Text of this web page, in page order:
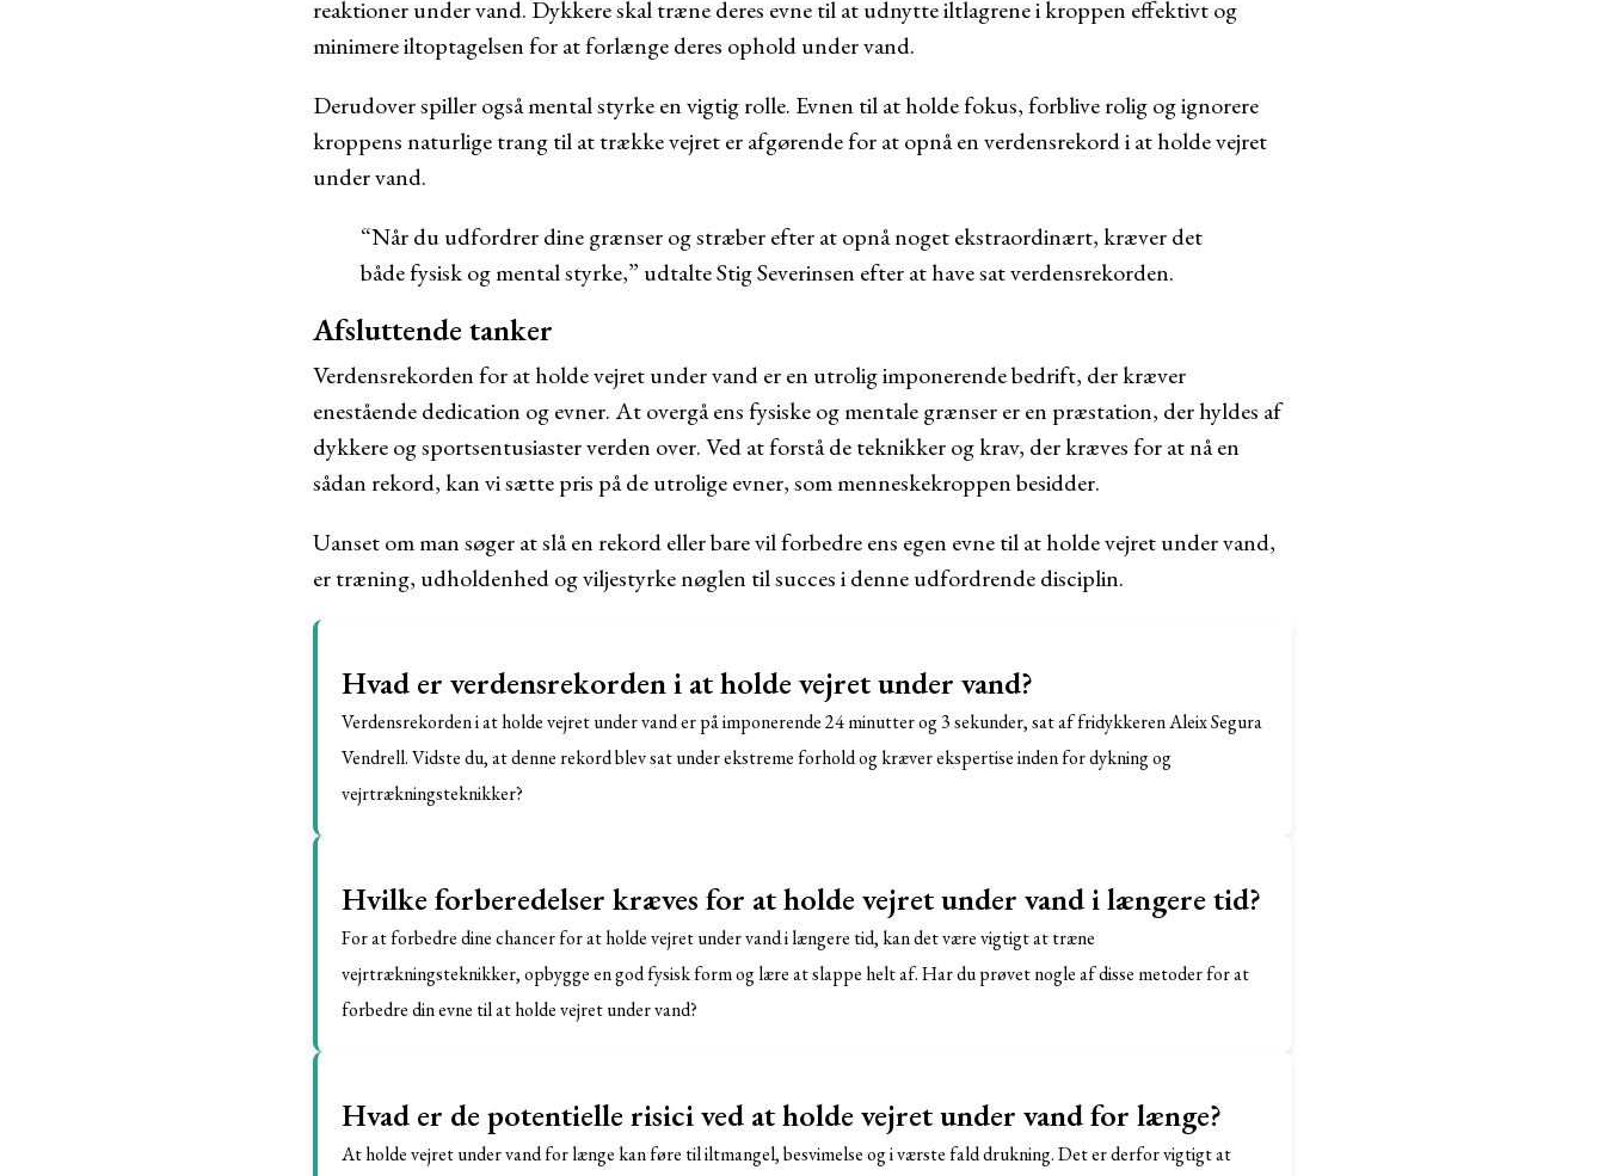
reaktioner under vand. Dykkere skal træne deres evne til at udnytte iltlagrene i kroppen effektivt og
minimere iltoptagelsen for at forlænge deres ophold under vand.
Derudover spiller også mental styrke en vigtig rolle. Evnen til at holde fokus, forblive rolig og ignorere
kroppens naturlige trang til at trække vejret er afgørende for at opnå en verdensrekord i at holde vejret
under vand.
“Når du udfordrer dine grænser og stræber efter at opnå noget ekstraordinært, kræver det
både fysisk og mental styrke,” udtalte Stig Severinsen efter at have sat verdensrekorden.
Afsluttende tanker
Verdensrekorden for at holde vejret under vand er en utrolig imponerende bedrift, der kræver
enestående dedication og evner. At overgå ens fysiske og mentale grænser er en præstation, der hyldes af
dykkere og sportsentusiaster verden over. Ved at forstå de teknikker og krav, der kræves for at nå en
sådan rekord, kan vi sætte pris på de utrolige evner, som menneskekroppen besidder.
Uanset om man søger at slå en rekord eller bare vil forbedre ens egen evne til at holde vejret under vand,
er træning, udholdenhed og viljestyrke nøglen til succes i denne udfordrende disciplin.
Hvad er verdensrekorden i at holde vejret under vand?
Verdensrekorden i at holde vejret under vand er på imponerende 24 minutter og 3 sekunder, sat af fridykkeren Aleix Segura
Vendrell. Vidste du, at denne rekord blev sat under ekstreme forhold og kræver ekspertise inden for dykning og
vejrtrækningsteknikker?
Hvilke forberedelser kræves for at holde vejret under vand i længere tid?
For at forbedre dine chancer for at holde vejret under vand i længere tid, kan det være vigtigt at træne
vejrtrækningsteknikker, opbygge en god fysisk form og lære at slappe helt af. Har du prøvet nogle af disse metoder for at
forbedre din evne til at holde vejret under vand?
Hvad er de potentielle risici ved at holde vejret under vand for længe?
At holde vejret under vand for længe kan føre til iltmangel, besvimelse og i værste fald drukning. Det er derfor vigtigt at